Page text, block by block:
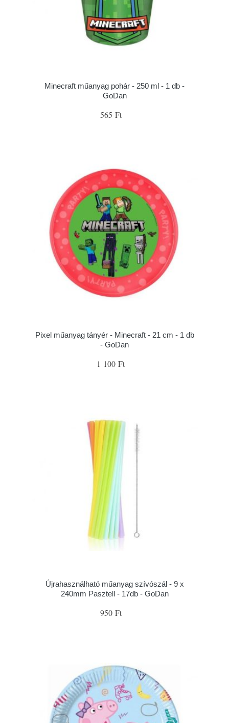
Minecraft műanyag pohár - 250 ml - 1 db -
GoDan
565 Ft
Pixel műanyag tányér - Minecraft - 21 cm - 1 db
- GoDan
1 100 Ft
Újrahasználható műanyag szívószál - 9 x
240mm Pasztell - 17db - GoDan
950 Ft